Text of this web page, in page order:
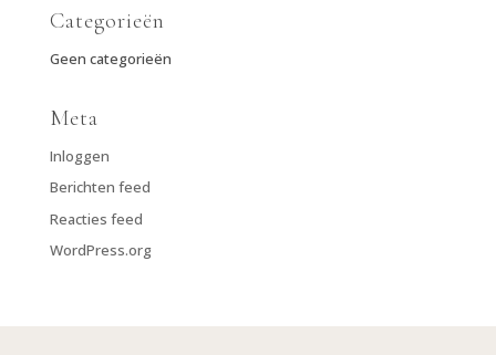
Categorieën
Geen categorieën
Meta
Inloggen
Berichten feed
Reacties feed
WordPress.org